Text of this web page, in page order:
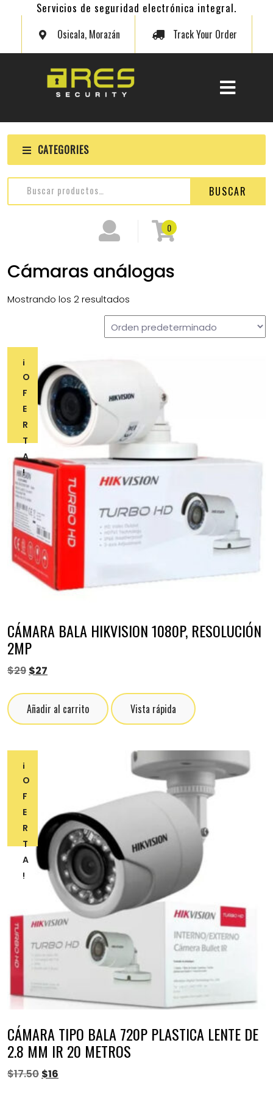
Servicios de seguridad electrónica integral.
Osicala, Morazán Track Your Order
CATEGORIES
BUSCAR
0
Cámaras análogas
Mostrando los 2 resultados
¡
O
F
E
R
T
A
!
CÁMARA BALA HIKVISION 1080P, RESOLUCIÓN
2MP
$29 $27
Añadir al carrito Vista rápida
¡
O
F
E
R
T
A
!
CÁMARA TIPO BALA 720P PLASTICA LENTE DE
2.8 MM IR 20 METROS
$17.50 $16